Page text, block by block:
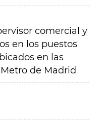
comercial y
en los puestos
en las
de Madrid